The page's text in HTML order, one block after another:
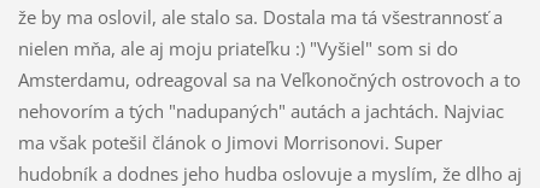
že by ma oslovil, ale stalo sa. Dostala ma tá všestrannosť a
nielen mňa, ale aj moju priateľku :) "Vyšiel" som si do
Amsterdamu, odreagoval sa na Veľkonočných ostrovoch a to
nehovorím a tých "nadupaných" autách a jachtách. Najviac
ma však potešil článok o Jimovi Morrisonovi. Super
hudobník a dodnes jeho hudba oslovuje a myslím, že dlho aj